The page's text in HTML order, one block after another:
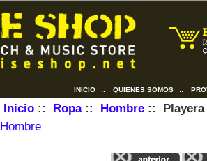
INICIO :: QUIENES SOMOS ::
Inicio:: Ropa:: Hombre:: Playera
Hombre